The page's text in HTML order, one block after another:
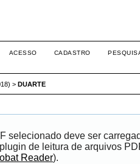
ACESSO CADASTRO
> DUARTE
selecionado deve ser
de leitura de arquivos
Reader).